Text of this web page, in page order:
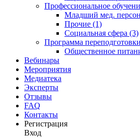
Профессиональное
Младший мед.
Прочие (1)
Социальная сфера (3)
Программа
Общественное
Вебинары
Мероприятия
Медиатека
Эксперты
Отзывы
FAQ
Контакты
Регистрация
Вход